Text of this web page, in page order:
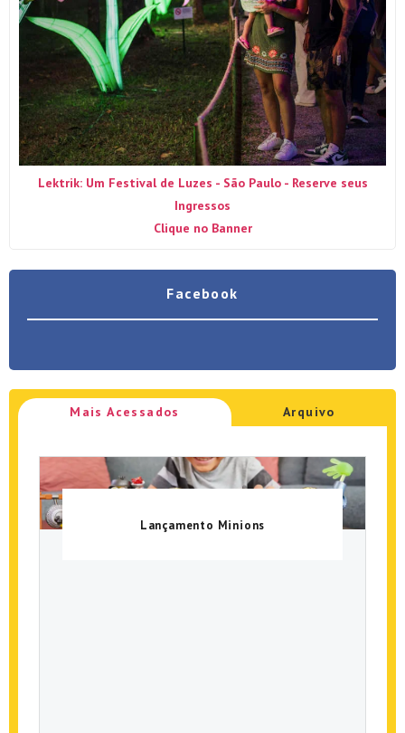
Lektrik: Um Festival de Luzes - São Paulo - Reserve seus
Ingressos
Clique no Banner
Facebook
Mais Acessados Arquivo
Lançamento Minions